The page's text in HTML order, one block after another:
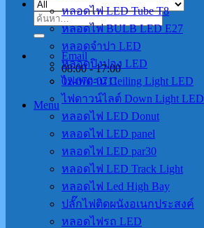
ค้นหา:
Email
08:00 - 17:00
02-070-0711
Menu
หลอดไฟ LED Tube T8
หลอดไฟ BULB LED E27
หลอดจำปา LED
หลอดปิงปอง LED
ไฟเพดาน Ceiling Light LED
ไฟดาวน์ไลต์ Down Light LED
หลอดไฟ LED Donut
หลอดไฟ LED panel
หลอดไฟ LED par30
หลอดไฟ LED Track Light
หลอดไฟ Led High Bay
ปลั๊กไฟติดผนังอเนกประสงค์
หลอดไฟรถ LED